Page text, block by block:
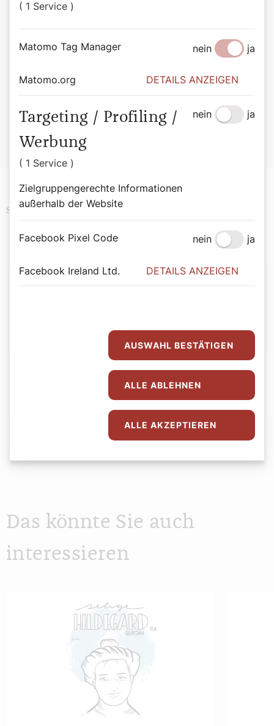
bekannten, bis hin zu solchen, die erst vor kurzem heilig-
moderne Illustrationen und bemerkenswerte Zitate wird
das Buch zur täglichen Inspirationsquelle.
Bernadette Spitzer
Wiener Dom-Verlag.
ISBN: 978-3-85351-294-4
Erhältlich imWebshop des Wiener Dom-Verlags
Schlagwörter Podcast
Autor:
Das könnte Sie auch
interessieren
( 1 Service )
Matomo Tag Manager nein ja
Matomo.org DETAILS ANZEIGEN
Targeting / Profiling /
Werbung
( 1 Service )
Zielgruppengerechte Informationen
außerhalb der Website
nein ja
Facebook Pixel Code nein ja
Facebook Ireland Ltd. DETAILS ANZEIGEN
AUSWAHL BESTÄTIGEN
ALLE ABLEHNEN
ALLE AKZEPTIEREN